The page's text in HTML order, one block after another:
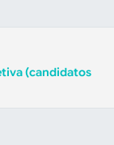
(candidatos